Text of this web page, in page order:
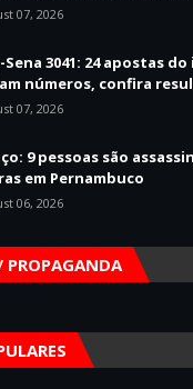
07, 2026
Sena 3041: 24 apostas
números, confira
07, 2026
9 pessoas são
em Pernambuco
06, 2026
PROPAGANDA